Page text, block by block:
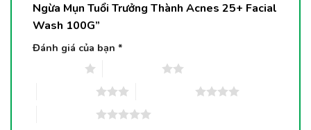
Ngừa Mụn Tuổi Trưởng Thành Acnes 25+ Facial
Wash 100G”
Đánh giá của bạn *